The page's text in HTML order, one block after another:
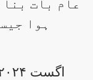
عام بات
ہوا